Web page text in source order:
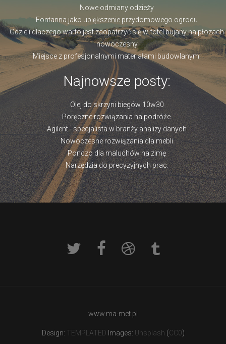
Nowe odmiany odzieży
Fontanna jako upiększenie przydomowego ogrodu
Gdzie i dlaczego warto jest zaopatrzyć się w fotel bujany na płozach
nowoczesny
Miejsce z profesjonalnymi materiałami budowlanymi
Najnowsze posty:
Olej do skrzyni biegów 10w30
Poręczne rozwiązania na podróże.
Agilent - specjalista w branży analizy danych
Nowoczesne rozwiązania dla mebli
Ponczo dla maluchów na zimę
Narzędzia do precyzyjnych prac.
www.ma-met.pl
Design: TEMPLATED Images: Unsplash (CC0)